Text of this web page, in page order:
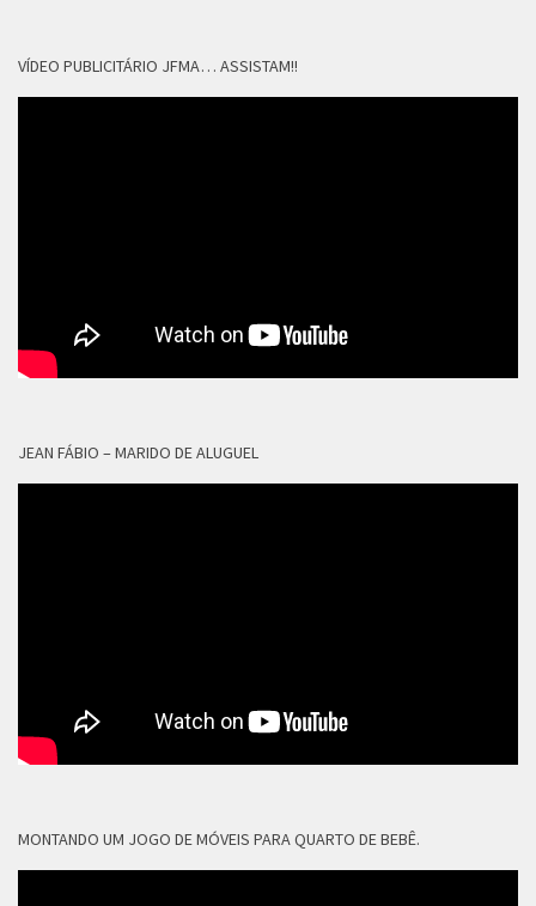
VÍDEO PUBLICITÁRIO JFMA… ASSISTAM!!
JEAN FÁBIO – MARIDO DE ALUGUEL
MONTANDO UM JOGO DE MÓVEIS PARA QUARTO DE BEBÊ.